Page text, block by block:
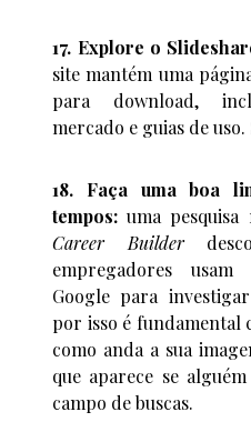
17. Explore o
site mantém uma
para download,
mercado e guias de
18. Faça uma boa
tempos: uma pesquisa
Career Builder
empregadores
Google para
por isso é fundamental
como anda a sua
que aparece se
campo de buscas.